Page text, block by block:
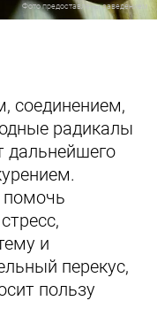
Фото предоставлены заведением
соединением,
радикалы
дальнейшего
помочь
и
перекус,
пользу